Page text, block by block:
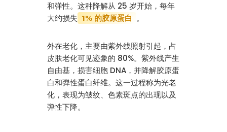
和弹性。这种降解从 25 岁开始，每年
大约损失 1% 的胶原蛋白 。
外在老化，主要由紫外线照射引起，占
皮肤老化可见迹象的 80%。紫外线产生
自由基，损害细胞 DNA，并降解胶原蛋
白和弹性蛋白纤维。这一过程称为光老
化，表现为皱纹、色素斑点的出现以及
弹性下降。